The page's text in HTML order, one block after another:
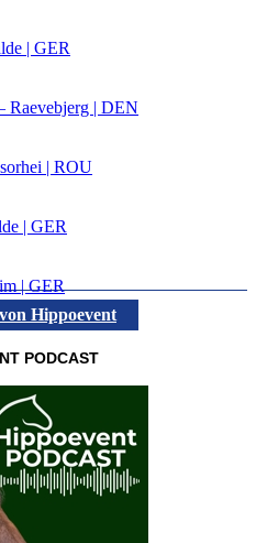
| GER
| DEN
| ROU
| GER
| GER
Hippoevent
PODCAST